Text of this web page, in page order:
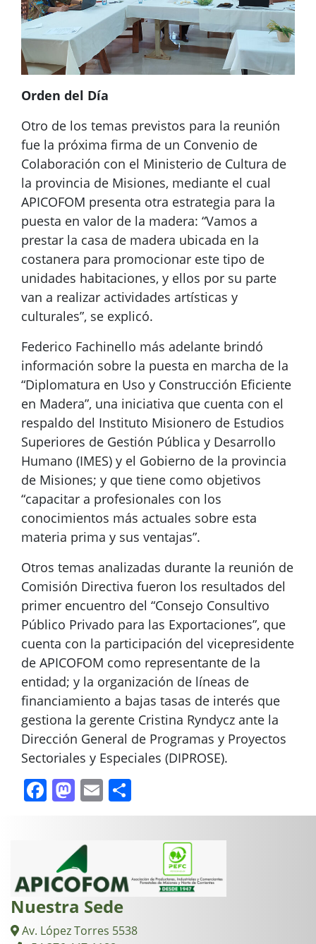
Orden del Día
Otro de los temas previstos para la reunión
fue la próxima firma de un Convenio de
Colaboración con el Ministerio de Cultura de
la provincia de Misiones, mediante el cual
APICOFOM presenta otra estrategia para la
puesta en valor de la madera: “Vamos a
prestar la casa de madera ubicada en la
costanera para promocionar este tipo de
unidades habitaciones, y ellos por su parte
van a realizar actividades artísticas y
culturales”, se explicó.
Federico Fachinello más adelante brindó
información sobre la puesta en marcha de la
“Diplomatura en Uso y Construcción Eficiente
en Madera”, una iniciativa que cuenta con el
respaldo del Instituto Misionero de Estudios
Superiores de Gestión Pública y Desarrollo
Humano (IMES) y el Gobierno de la provincia
de Misiones; y que tiene como objetivos
“capacitar a profesionales con los
conocimientos más actuales sobre esta
materia prima y sus ventajas”.
Otros temas analizadas durante la reunión de
Comisión Directiva fueron los resultados del
primer encuentro del “Consejo Consultivo
Público Privado para las Exportaciones”, que
cuenta con la participación del vicepresidente
de APICOFOM como representante de la
entidad; y la organización de líneas de
financiamiento a bajas tasas de interés que
gestiona la gerente Cristina Ryndycz ante la
Dirección General de Programas y Proyectos
Sectoriales y Especiales (DIPROSE).
Facebook
Mastodon
Email
Nuestra Sede
Av. López Torres 5538